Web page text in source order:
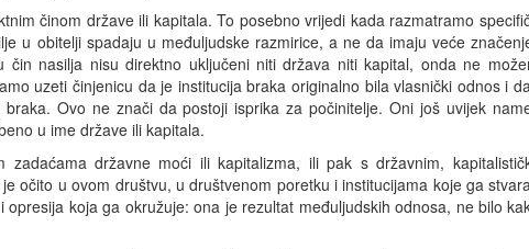
činom države ili kapitala. To posebno vrijedi kada razmatramo
u obitelji spadaju u međuljudske razmirice, a ne da imaju veće
nasilja nisu direktno uključeni niti država niti kapital, onda ne
uzeti činjenicu da je institucija braka originalno bila vlasnički odnos i
Ovo ne znači da postoji isprika za počinitelje. Oni još uvijek
u ime države ili kapitala.
državne moći ili kapitalizma, ili pak s državnim,
očito u ovom društvu, u društvenom poretku i institucijama koje ga
koja ga okružuje: ona je rezultat međuljudskih odnosa, ne bilo